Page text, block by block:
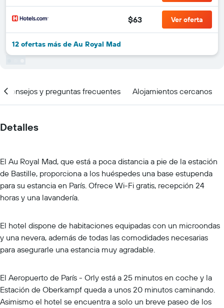
$63 Ver oferta
12 ofertas más de Au Royal Mad
Consejos y preguntas frecuentes Alojamientos cercanos
Detalles
El Au Royal Mad, que está a poca distancia a pie de la estación
de Bastille, proporciona a los huéspedes una base estupenda
para su estancia en París. Ofrece Wi-Fi gratis, recepción 24
horas y una lavandería.
El hotel dispone de habitaciones equipadas con un microondas
y una nevera, además de todas las comodidades necesarias
para asegurarle una estancia muy agradable.
El Aeropuerto de París - Orly está a 25 minutos en coche y la
Estación de Oberkampf queda a unos 20 minutos caminando.
Asimismo el hotel se encuentra a solo un breve paseo de los